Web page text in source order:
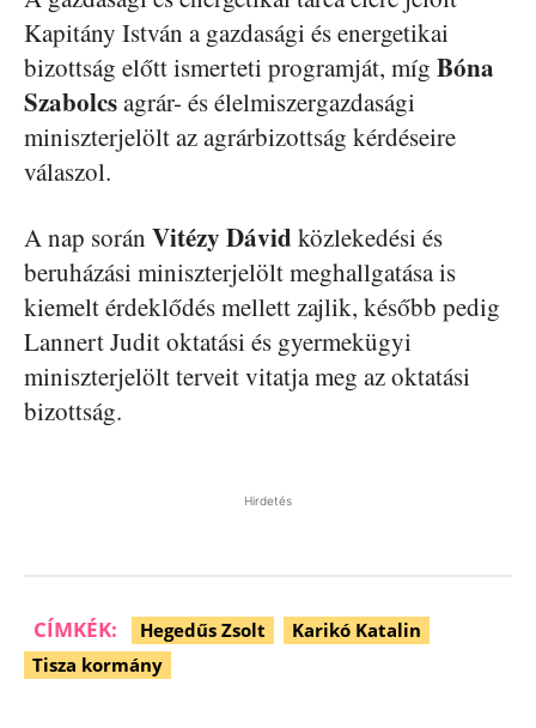
Kapitány István a gazdasági és energetikai
bizottság előtt ismerteti programját, míg Bóna
Szabolcsagrár- és élelmiszergazdasági
miniszterjelölt az agrárbizottság kérdéseire
válaszol.
A nap során Vitézy Dávid közlekedési és
beruházási miniszterjelölt meghallgatása is
kiemelt érdeklődés mellett zajlik, később pedig
Lannert Judit oktatási és gyermekügyi
miniszterjelölt terveit vitatja meg az oktatási
bizottság.
Hirdetés
CÍMKÉK: Hegedűs Zsolt
Karikó Katalin
Tisza kormány